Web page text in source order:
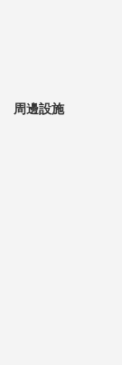
周邊設施